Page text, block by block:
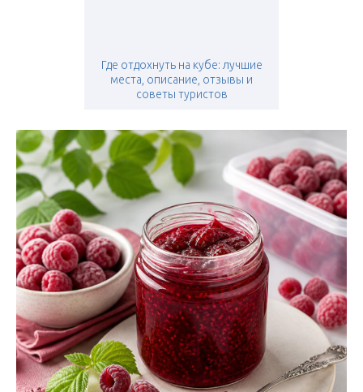
Где отдохнуть на кубе: лучшие
места, описание, отзывы и
советы туристов